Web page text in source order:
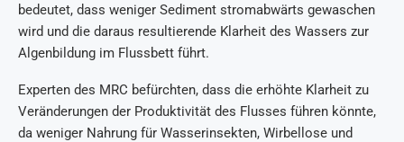
bedeutet, dass weniger Sediment stromabwärts gewaschen
wird und die daraus resultierende Klarheit des Wassers zur
Algenbildung im Flussbett führt.
Experten des MRC befürchten, dass die erhöhte Klarheit zu
Veränderungen der Produktivität des Flusses führen könnte,
da weniger Nahrung für Wasserinsekten, Wirbellose und